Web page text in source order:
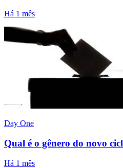
Há 1 mês
Day One
Qual é o gênero do novo
Há 1 mês